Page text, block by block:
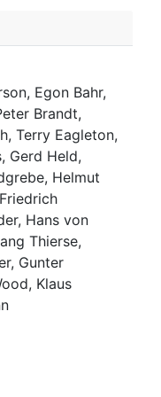
Egon Bahr,
Brandt,
Terry Eagleton,
Gerd Held,
Helmut
Hans von
Thierse,
Gunter
Klaus